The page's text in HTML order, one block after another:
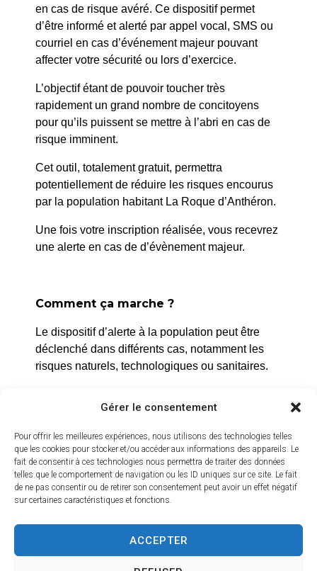
Gérer le consentement
Pour offrir les meilleures expériences, nous utilisons des technologies telles
que les cookies pour stocker et/ou accéder aux informations des appareils. Le
fait de consentir à ces technologies nous permettra de traiter des données
telles que le comportement de navigation ou les ID uniques sur ce site. Le fait
de ne pas consentir ou de retirer son consentement peut avoir un effet négatif
sur certaines caractéristiques et fonctions.
ACCEPTER
027/2024 : CIRCET – Rue Rabassière – Travaux
pour le compte d’ORANGE
2 avenue de l’Europe Unie,
13640 La Roque d’Anthéron
Nous contacter
Horaires d'ouverture
Du lundi au jeudi :
de 8h30 à 11h30 et de 14h à 16h
Le vendredi :
en cas de risque avéré. Ce dispositif permet
d’être informé et alerté par appel vocal, SMS ou
courriel en cas d’événement majeur pouvant
affecter votre sécurité ou lors d’exercice.
L’objectif étant de pouvoir toucher très
rapidement un grand nombre de concitoyens
pour qu’ils puissent se mettre à l’abri en cas de
risque imminent.
Cet outil, totalement gratuit, permettra
potentiellement de réduire les risques encourus
par la population habitant La Roque d’Anthéron.
Une fois votre inscription réalisée, vous recevrez
une alerte en cas de d’évènement majeur.
Comment ça marche ?
Le dispositif d’alerte à la population peut être
déclenché dans différents cas, notamment les
risques naturels, technologiques ou sanitaires.
ville, et peut être localisée selon le périmètre et
Prenez quelques minutes pour vous inscrire et
bénéficier gratuitement de ce service d’alerte :
https://inscription.cedralis.com/
Comment sont utilisées les données